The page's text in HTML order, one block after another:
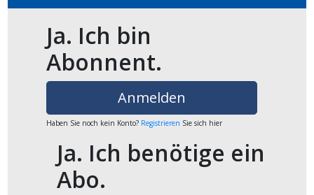
Ja. Ich bin
Abonnent.
Anmelden
Haben Sie noch kein Konto? Registrieren Sie sich hier
Ja. Ich benötige ein
Abo.